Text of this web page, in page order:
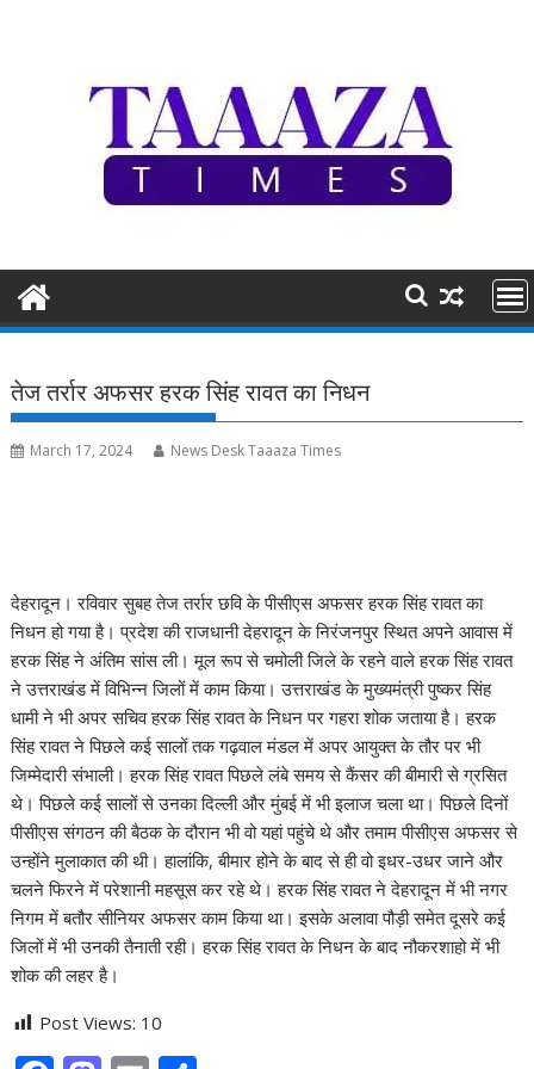
तेज तर्रार अफसर हरक सिंह रावत का निधन
March 17, 2024 News Desk Taaaza Times
देहरादून। रविवार सुबह तेज तर्रार छवि के पीसीएस अफसर हरक सिंह रावत का
निधन हो गया है। प्रदेश की राजधानी देहरादून के निरंजनपुर स्थित अपने आवास में
हरक सिंह ने अंतिम सांस ली। मूल रूप से चमोली जिले के रहने वाले हरक सिंह रावत
ने उत्तराखंड में विभिन्न जिलों में काम किया। उत्तराखंड के मुख्यमंत्री पुष्कर सिंह
धामी ने भी अपर सचिव हरक सिंह रावत के निधन पर गहरा शोक जताया है। हरक
सिंह रावत ने पिछले कई सालों तक गढ़वाल मंडल में अपर आयुक्त के तौर पर भी
जिम्मेदारी संभाली। हरक सिंह रावत पिछले लंबे समय से कैंसर की बीमारी से ग्रसित
थे। पिछले कई सालों से उनका दिल्ली और मुंबई में भी इलाज चला था। पिछले दिनों
पीसीएस संगठन की बैठक के दौरान भी वो यहां पहुंचे थे और तमाम पीसीएस अफसर से
उन्होंने मुलाकात की थी। हालांकि, बीमार होने के बाद से ही वो इधर-उधर जाने और
चलने फिरने में परेशानी महसूस कर रहे थे। हरक सिंह रावत ने देहरादून में भी नगर
निगम में बतौर सीनियर अफसर काम किया था। इसके अलावा पौड़ी समेत दूसरे कई
जिलों में भी उनकी तैनाती रही। हरक सिंह रावत के निधन के बाद नौकरशाहो में भी
शोक की लहर है।
Post Views: 10